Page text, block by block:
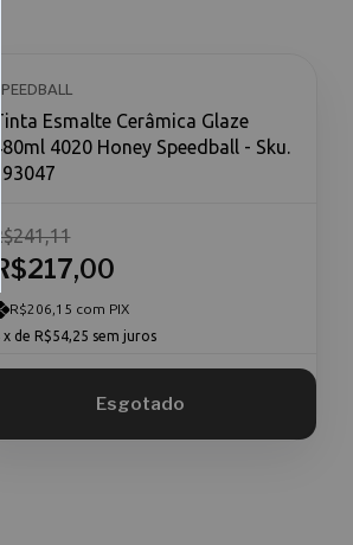
SPEEDBALL
Tinta Esmalte Cerâmica Glaze
480ml 4020 Honey Speedball - Sku.
193047
R$217,00
R$241,11
R$206,15 com PIX
x de R$54,25 sem juros